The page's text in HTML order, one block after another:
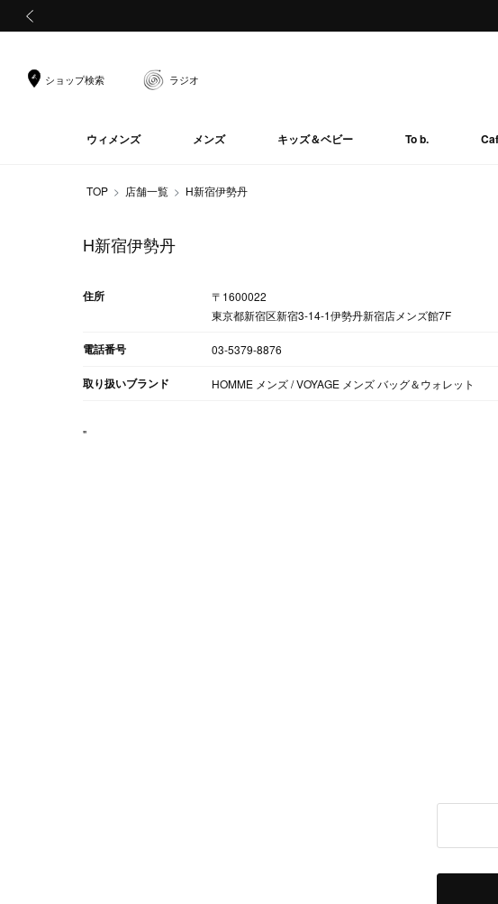
ショップ検索 ラジオ
ウィメンズ メンズ キッズ＆ベビー To b.
TOP 店舗一覧 H新宿伊勢丹
H新宿伊勢丹
住所
〒1600022
東京都新宿区新宿3-14-1伊勢丹新宿店メンズ館7F
電話番号 03-5379-8876
取り扱いブランド HOMME メンズ / VOYAGE メンズ バッグ＆ウォレット
"